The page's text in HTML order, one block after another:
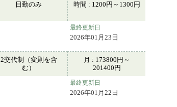
日勤のみ 時間 : 1200円～1300円
最終更新日
2026年01月23日
2交代制（変則を含
む）
月 : 173800円～
201400円
最終更新日
2026年01月22日